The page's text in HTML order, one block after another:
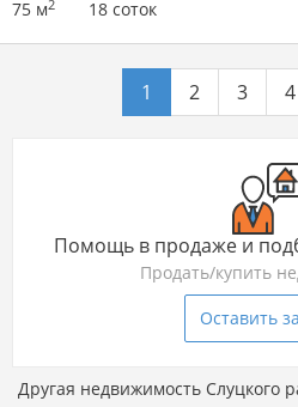
75 м2 18 соток
1 2 3 4
Помощь в продаже и
Продать/купить
Оставить
Другая недвижимость Слуцкого